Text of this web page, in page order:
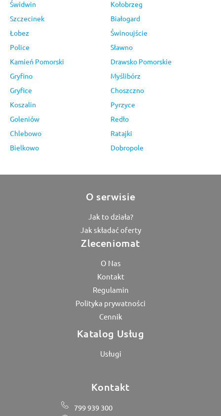
Świdwin
Kołobrzeg
Szczecinek
Białogard
Łobez
Świnoujście
Police
Sławno
Kamień Pomorski
Drawsko Pomorskie
Gryfino
Myślibórz
Gryfice
Choszczno
Koszalin
Pyrzyce
Goleniów
Redło
Chlebowo
Ratajki
Bielkowo
Dobropole
O serwisie
Jak to działa?
Jak składać oferty
Zleceniomat
O Nas
Kontakt
Regulamin
Polityka prywatności
Cennik
Katalog Usług
Usługi
Kontakt
799 939 300